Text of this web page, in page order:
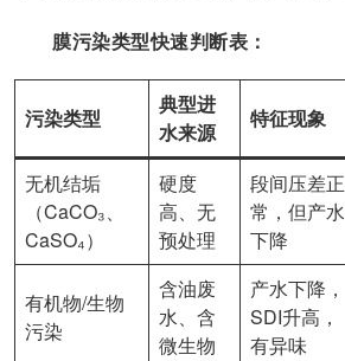
膜污染类型快速判断表：
污染类型
典型进
水来源
特征现象
无机结垢
（CaCO₃、
CaSO₄）
硬度
高、无
预处理
段间压差正
常，但产水
下降
有机物/生物
污染
含油废
水、含
微生物
产水下降，
SDI升高，
有异味